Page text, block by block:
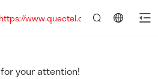
www.quectel.com.cn
your attention!